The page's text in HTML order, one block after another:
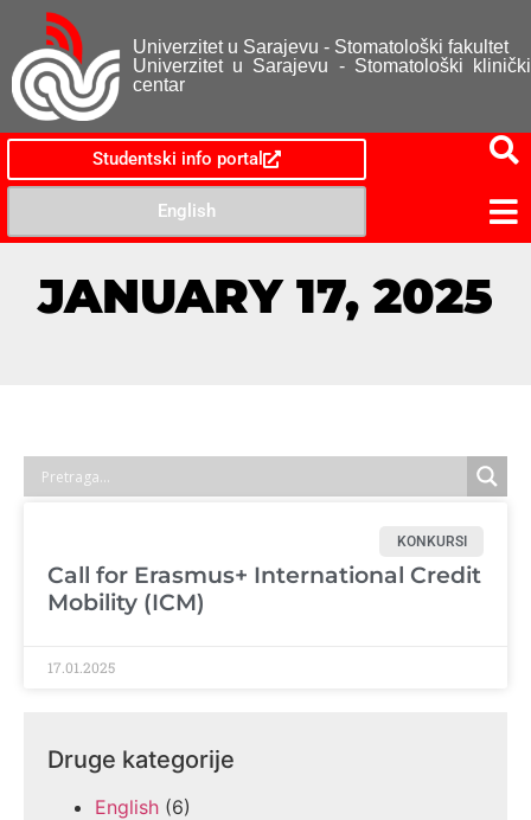
Univerzitet u Sarajevu - Stomatološki fakultet
Univerzitet u Sarajevu - Stomatološki klinički
centar
Studentski info portal
English
JANUARY 17, 2025
KONKURSI
Call for Erasmus+ International Credit
Mobility (ICM)
17.01.2025
Druge kategorije
English (6)